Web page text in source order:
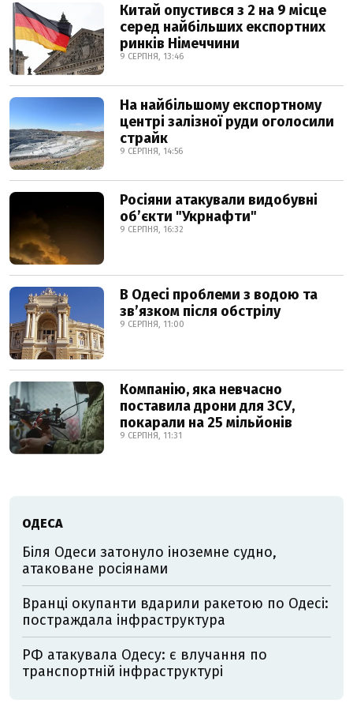
Китай опустився з 2 на 9 місце
серед найбільших експортних
ринків Німеччини
9 СЕРПНЯ, 13:46
На найбільшому експортному
центрі залізної руди оголосили
страйк
9 СЕРПНЯ, 14:56
Росіяни атакували видобувні
обʼєкти "Укрнафти"
9 СЕРПНЯ, 16:32
В Одесі проблеми з водою та
звʼязком після обстрілу
9 СЕРПНЯ, 11:00
Компанію, яка невчасно
поставила дрони для ЗСУ,
покарали на 25 мільйонів
9 СЕРПНЯ, 11:31
ОДЕСА
Біля Одеси затонуло іноземне судно,
атаковане росіянами
Вранці окупанти вдарили ракетою по Одесі:
постраждала інфраструктура
РФ атакувала Одесу: є влучання по
транспортній інфраструктурі